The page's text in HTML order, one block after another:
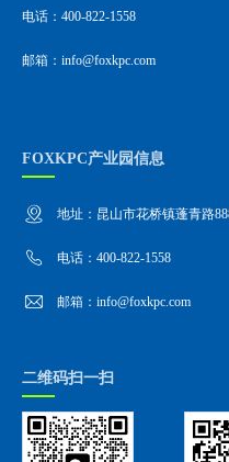
电话：400-822-1558
邮箱：info@foxkpc.com
FOXKPC产业园信息
地址：昆山市花桥镇蓬青路
电话：400-822-1558
邮箱：info@foxkpc.com
二维码扫一扫